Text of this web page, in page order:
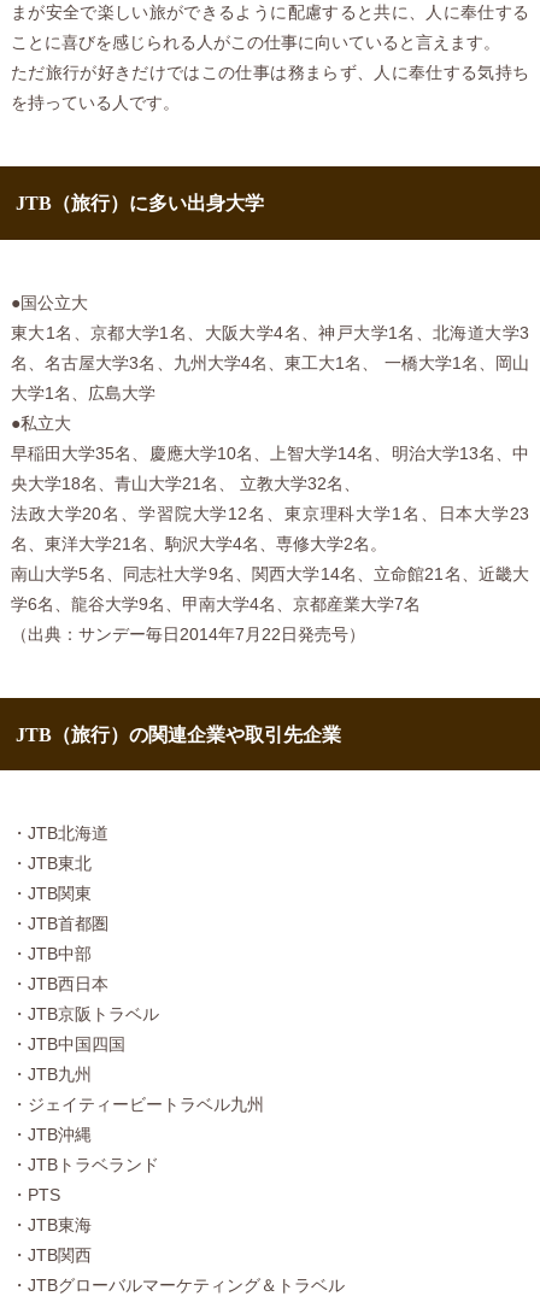
まが安全で楽しい旅ができるように配慮すると共に、人に奉仕する
ことに喜びを感じられる人がこの仕事に向いていると言えます。
ただ旅行が好きだけではこの仕事は務まらず、人に奉仕する気持ち
を持っている人です。
JTB（旅行）に多い出身大学
●国公立大
東大1名、京都大学1名、大阪大学4名、神戸大学1名、北海道大学3
名、名古屋大学3名、九州大学4名、東工大1名、 一橋大学1名、岡山
大学1名、広島大学
●私立大
早稲田大学35名、慶應大学10名、上智大学14名、明治大学13名、中
央大学18名、青山大学21名、 立教大学32名、
法政大学20名、学習院大学12名、東京理科大学1名、日本大学23
名、東洋大学21名、駒沢大学4名、専修大学2名。
南山大学5名、同志社大学9名、関西大学14名、立命館21名、近畿大
学6名、龍谷大学9名、甲南大学4名、京都産業大学7名
（出典：サンデー毎日2014年7月22日発売号）
JTB（旅行）の関連企業や取引先企業
・JTB北海道
・JTB東北
・JTB関東
・JTB首都圏
・JTB中部
・JTB西日本
・JTB京阪トラベル
・JTB中国四国
・JTB九州
・ジェイティービートラベル九州
・JTB沖縄
・JTBトラベランド
・PTS
・JTB東海
・JTB関西
・JTBグローバルマーケティング＆トラベル